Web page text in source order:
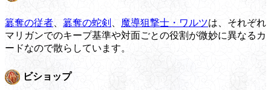
簒奪の従者 簒奪の蛇剣 魔導狙撃士・ワルツは、それぞれ
マリガンでのキープ基準や対面ごとの役割が微妙に異なるカ
ードなので散らしています。
ビショップ